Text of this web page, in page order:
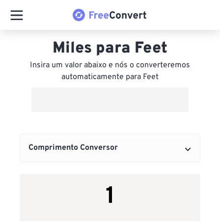
Miles para Feet
Insira um valor abaixo e nós o converteremos
automaticamente para Feet